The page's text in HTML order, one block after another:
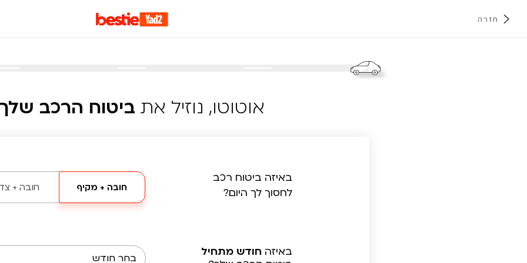
חזרה
אוטוטו, נוזיל את ביטוח הרכב
באיזה ביטוח רכב
לחסוך לך היום?
חובה + מקיף חובה +
באיזה חודש מתחיל